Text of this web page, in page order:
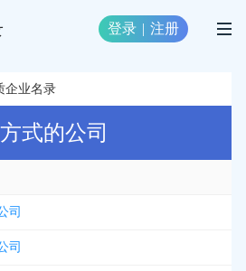
登录 | 注册
企业名录
式的公司
司
司